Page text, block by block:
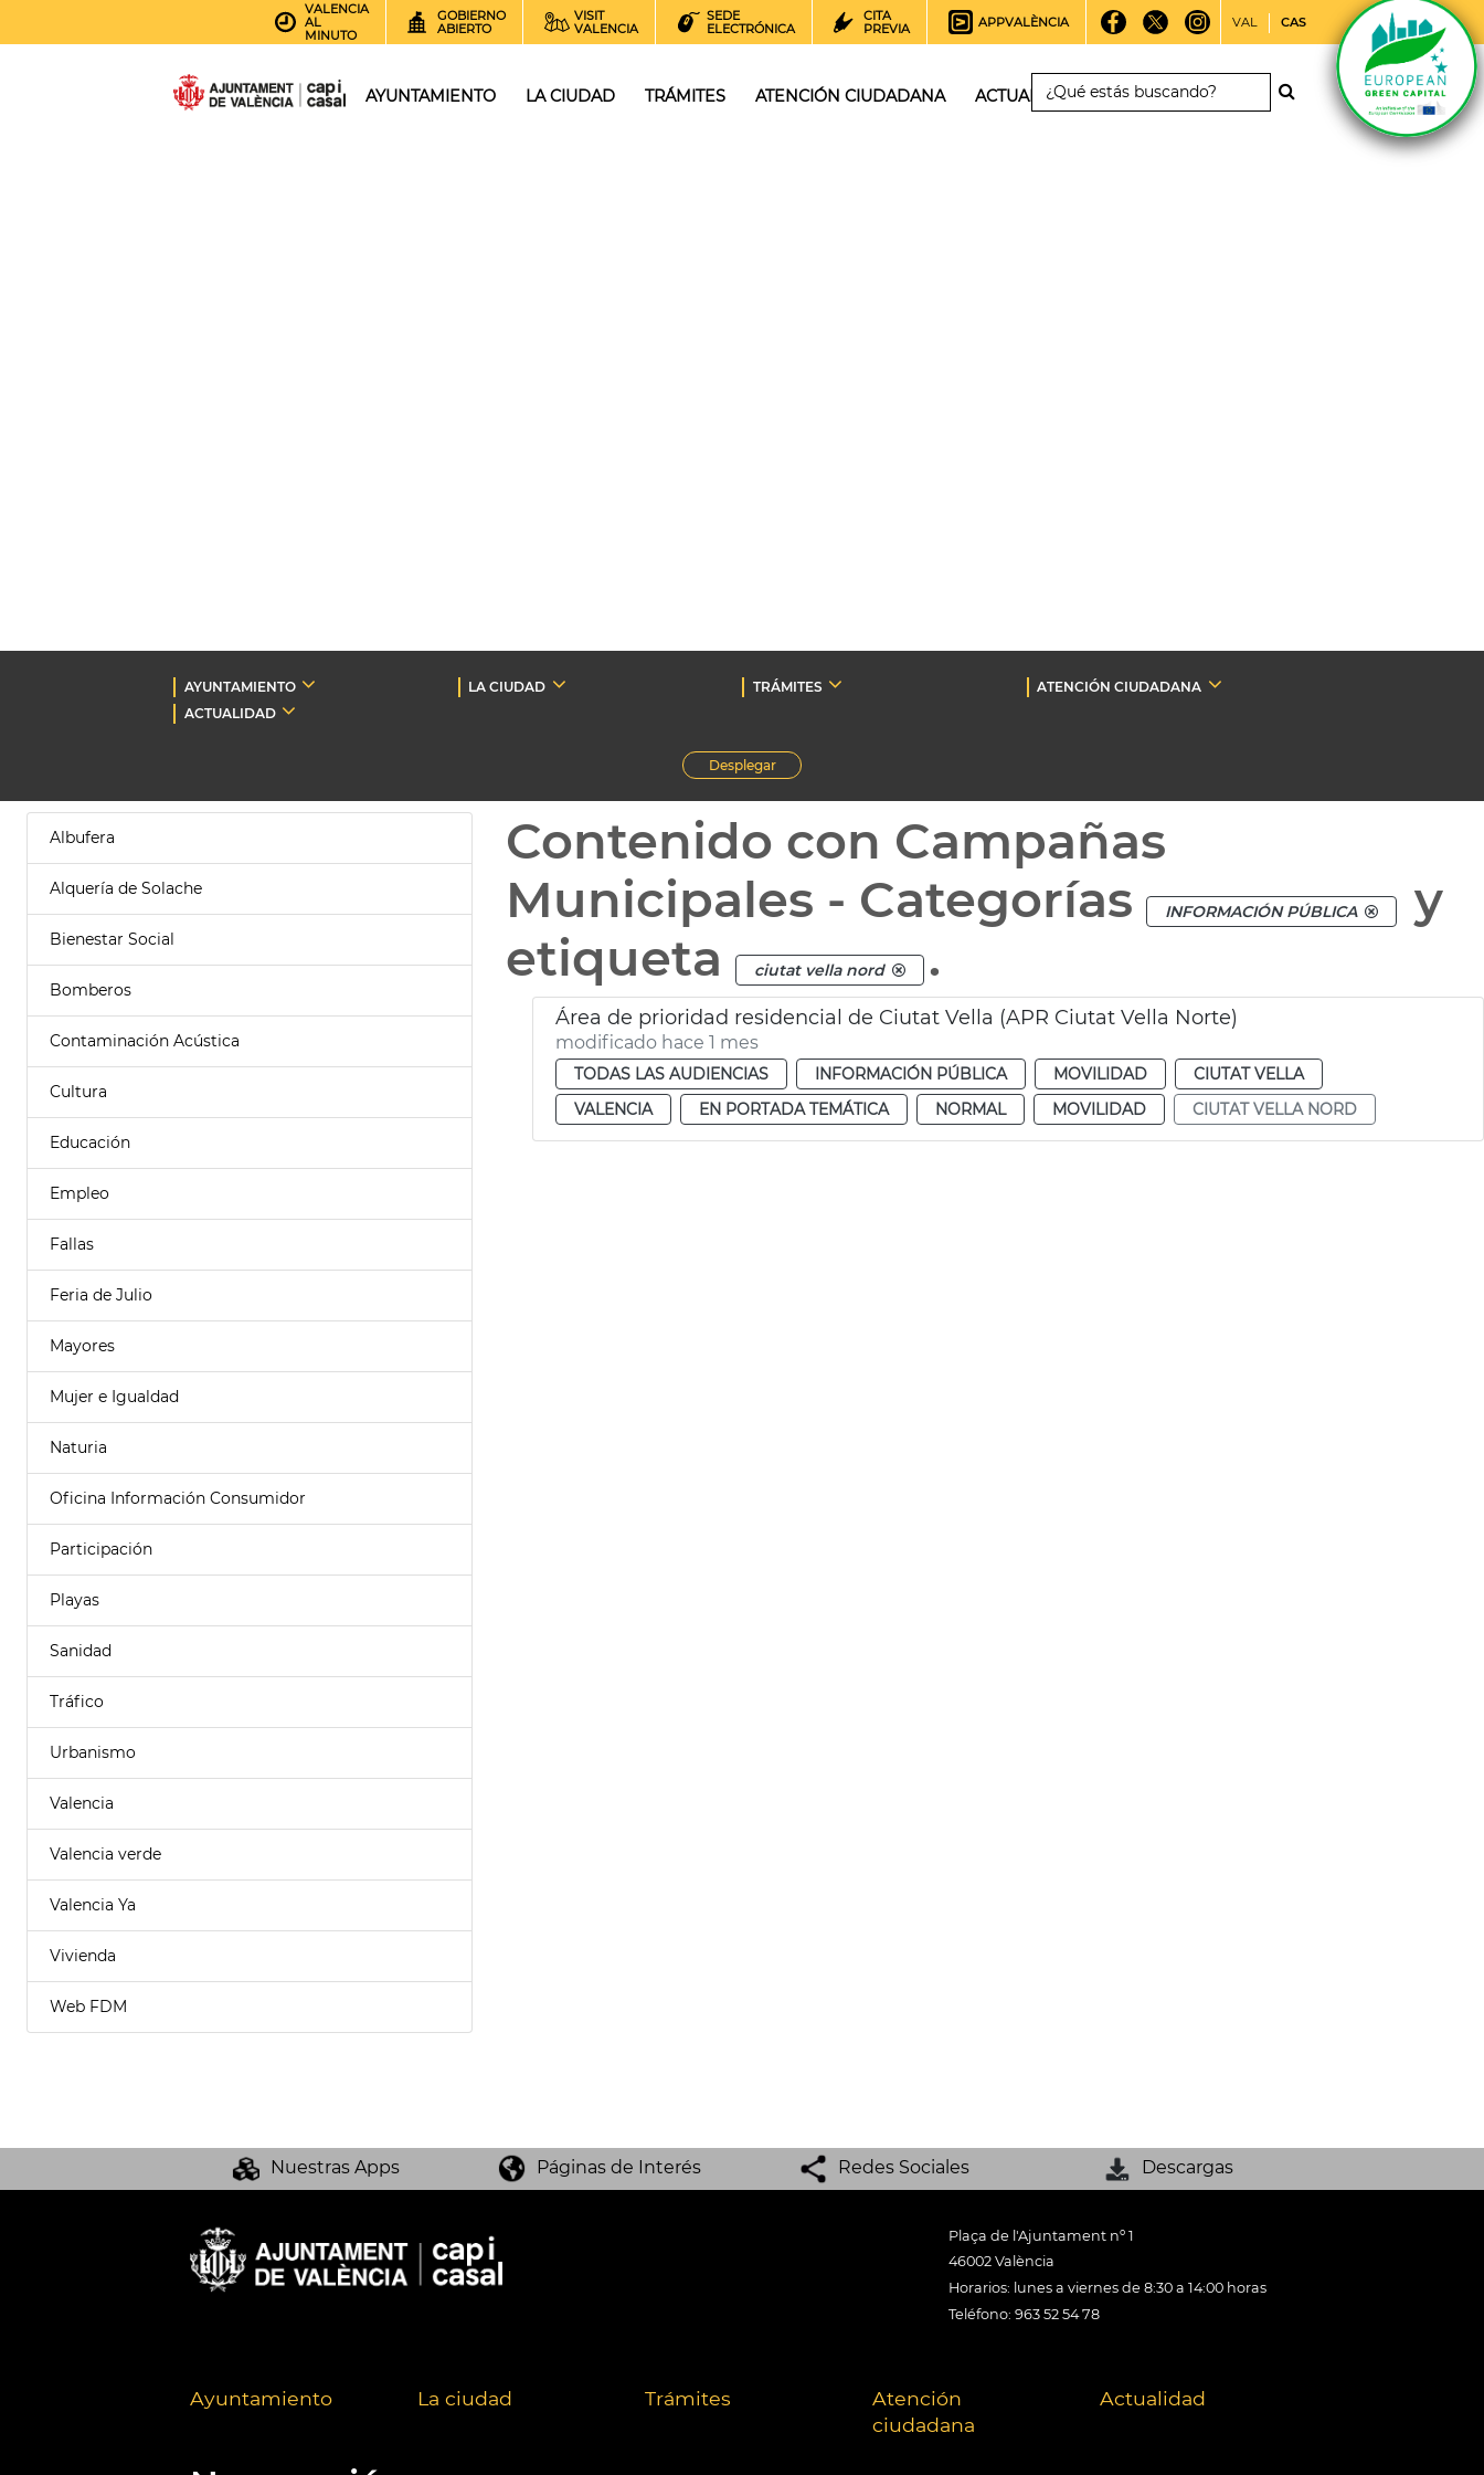
VALENCIA
AL
MINUTO
GOBIERNO
ABIERTO
VISIT
VALENCIA
SEDE
ELECTRÓNICA
CITA
PREVIA
APPVALÈNCIA VAL CAS
AYUNTAMIENTO LA CIUDAD TRÁMITES ATENCIÓN CIUDADANA ACTUALIDAD
AYUNTAMIENTO LA CIUDAD TRÁMITES
ATENCIÓN CIUDADANA
ACTUALIDAD
Desplegar
Albufera
Alquería de Solache
Bienestar Social
Bomberos
Contaminación Acústica
Cultura
Educación
Empleo
Fallas
Feria de Julio
Mayores
Mujer e Igualdad
Naturia
Oficina Información Consumidor
Participación
Playas
Sanidad
Tráfico
Urbanismo
Valencia
Valencia verde
Valencia Ya
Vivienda
Web FDM
Contenido con Campañas
Municipales - Categorías
INFORMACIÓN PÚBLICA
y
etiqueta
ciutat vella nord .
Área de prioridad residencial de Ciutat Vella (APR Ciutat Vella Norte)
modificado hace 1 mes
TODAS LAS AUDIENCIAS INFORMACIÓN PÚBLICA MOVILIDAD
CIUTAT VELLA
VALENCIA
EN PORTADA TEMÁTICA NORMAL MOVILIDAD CIUTAT VELLA NORD
Nuestras Apps Páginas de Interés Redes Sociales Descargas
Plaça de l'Ajuntament nº 1
46002 València
Horarios: lunes a viernes de 8:30 a 14:00 horas
Teléfono: 963 52 54 78
Ayuntamiento La ciudad Trámites
Atención
ciudadana
Actualidad